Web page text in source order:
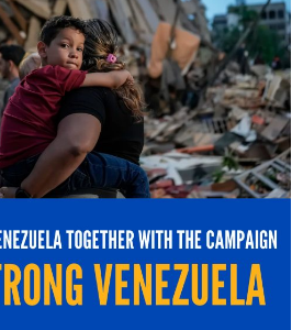
Couttenye & Co: Soluciones confiables en pinturas, recubrimientos y pegamentos para mercados exigentes
SIGUIENTE
NESCAFÉ® y Farmatodo transforman el consumo de café en doce oportunidades de estrenar un iPhone 17 Pro Max